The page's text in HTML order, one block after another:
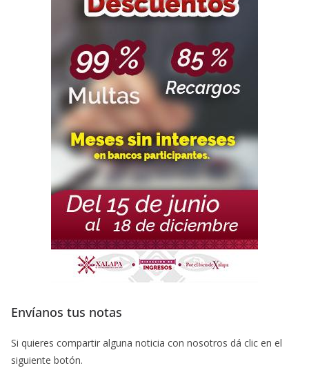
Envíanos tus notas
Si quieres compartir alguna noticia con nosotros dá clic en el
siguiente botón.